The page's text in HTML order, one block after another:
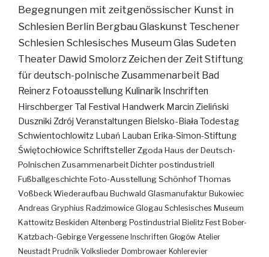
Begegnungen mit zeitgenössischer Kunst in
Schlesien Berlin BergbauGlaskunst Teschener
Schlesien Schlesisches MuseumGlas Sudeten
Theater Dawid SmolorzZeichen der Zeit Stiftung
für deutsch-polnische Zusammenarbeit Bad
Reinerz Fotoausstellung Kulinarik Inschriften
Hirschberger Tal Festival Handwerk Marcin Zieliński
Duszniki Zdrój Veranstaltungen Bielsko-Biała Todestag
Schwientochlowitz Lubań Lauban Erika-Simon-Stiftung
Świętochłowice SchriftstellerZgoda Haus der Deutsch-
Polnischen ZusammenarbeitDichterpostindustriell
Fußballgeschichte Foto-AusstellungSchönhofThomas
VoßbeckWiederaufbau Buchwald Glasmanufaktur Bukowiec
Andreas Gryphius Radzimowice Glogau Schlesisches Museum
Kattowitz Beskiden Altenberg Postindustrial Bielitz Fest Bober-
Katzbach-Gebirge Vergessene Inschriften Głogów Atelier
Neustadt Prudnik Volkslieder Dombrowaer Kohlerevier